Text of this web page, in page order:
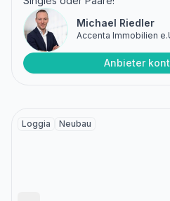
Michael Riedler
Accenta Immobilien
Anbieter
Loggia Neubau